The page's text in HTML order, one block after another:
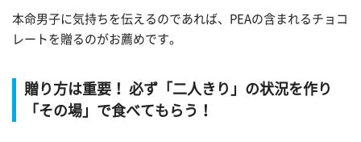
本命男子に気持ちを伝えるのであれば、PEAの含まれるチョコ
レートを贈るのがお薦めです。
贈り方は重要！ 必ず「二人きり」の状況を作り
「その場」で食べてもらう！